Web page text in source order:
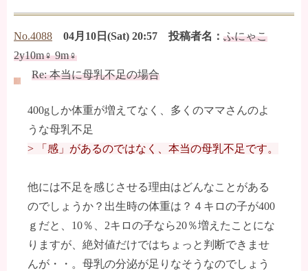
No.4088 04月10日(Sat) 20:57 投稿者名： ふにゃこ
2y10m♀ 9m♀
Re: 本当に母乳不足の場合
400gしか体重が増えてなく、多くのママさんのよ
うな母乳不足
> 「感」があるのではなく、本当の母乳不足です。
他には不足を感じさせる理由はどんなことがある
のでしょうか？出生時の体重は？４キロの子が400
ｇだと、10％、2キロの子なら20％増えたことにな
りますが、絶対値だけではちょっと判断できませ
んが・・。母乳の分泌が足りなそうなのでしょう